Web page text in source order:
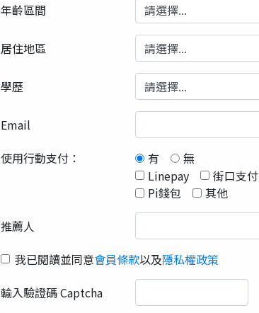
年齡區間
居住地區
學歷
Email
使用行動支付：
有
無
Linepay
街口支付
Pi錢包
其他
推薦人
我已閱讀並同意會員條款以及隱私權政策
輸入驗證碼 Captcha